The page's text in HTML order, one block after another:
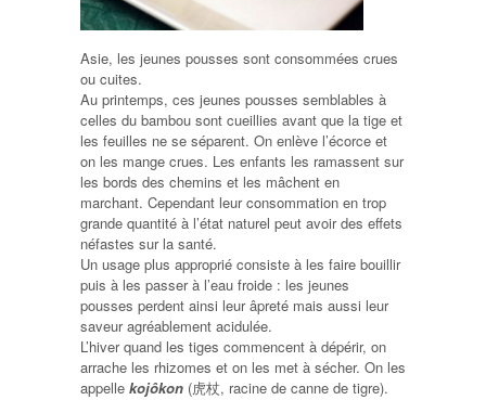
Asie, les jeunes pousses sont consommées crues
ou cuites.
Au printemps, ces jeunes pousses semblables à
celles du bambou sont cueillies avant que la tige et
les feuilles ne se séparent. On enlève l’écorce et
on les mange crues. Les enfants les ramassent sur
les bords des chemins et les mâchent en
marchant. Cependant leur consommation en trop
grande quantité à l’état naturel peut avoir des effets
néfastes sur la santé.
Un usage plus approprié consiste à les faire bouillir
puis à les passer à l’eau froide : les jeunes
pousses perdent ainsi leur âpreté mais aussi leur
saveur agréablement acidulée.
L’hiver quand les tiges commencent à dépérir, on
arrache les rhizomes et on les met à sécher. On les
appelle kojôkon (虎杖, racine de canne de tigre).